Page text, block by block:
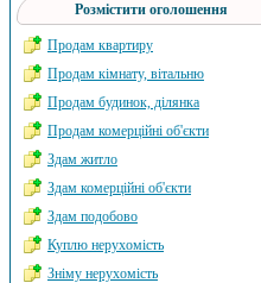
Розмістити оголошення
Продам квартиру
Продам кімнату, вітальню
Продам будинок, ділянка
Продам комерційні об'єкти
Здам житло
Здам комерційні об'єкти
Здам подобово
Куплю нерухомість
Зніму нерухомість